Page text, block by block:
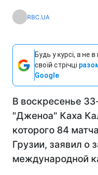
RBC.UA
Будь у курсі, а не
своїй стрічці
Google
В воскресенье
"Дженоа" Каха
которого 84
Грузии, заявил о
международной